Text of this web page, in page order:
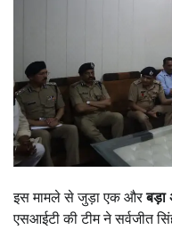
इस मामले से जुड़ा एक और
एसआईटी की टीम ने सर्वजीत